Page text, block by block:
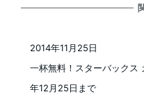
一杯無料！スターバック
年12月25日まで
2014年11月25日